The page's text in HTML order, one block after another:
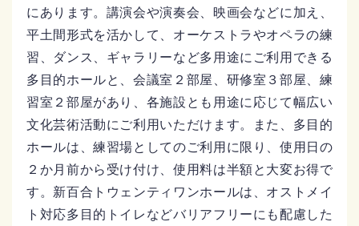
にあります。講演会や演奏会、映画会などに加え、
平土間形式を活かして、オーケストラやオペラの練
習、ダンス、ギャラリーなど多用途にご利用できる
多目的ホールと、会議室２部屋、研修室３部屋、練
習室２部屋があり、各施設とも用途に応じて幅広い
文化芸術活動にご利用いただけます。また、多目的
ホールは、練習場としてのご利用に限り、使用日の
２か月前から受け付け、使用料は半額と大変お得で
す。新百合トウェンティワンホールは、オストメイ
ト対応多目的トイレなどバリアフリーにも配慮した